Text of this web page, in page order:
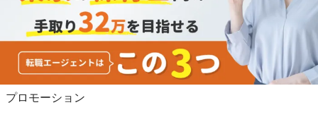
プロモーション